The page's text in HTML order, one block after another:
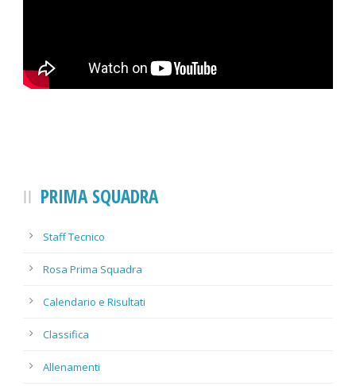
PRIMA SQUADRA
Staff Tecnico
Rosa Prima Squadra
Calendario e Risultati
Classifica
Allenamenti